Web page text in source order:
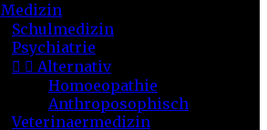
Medizin
Schulmedizin
Psychiatrie
  Alternativ
Homoeopathie
Anthroposophisch
Veterinaermedizin